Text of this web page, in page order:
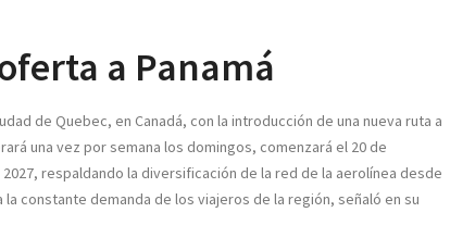
a Panamá
de Quebec, en Canadá, con la introducción de una nueva ruta a
una vez por semana los domingos, comenzará el 20 de
respaldando la diversificación de la red de la aerolínea desde
constante demanda de los viajeros de la región, señaló en su